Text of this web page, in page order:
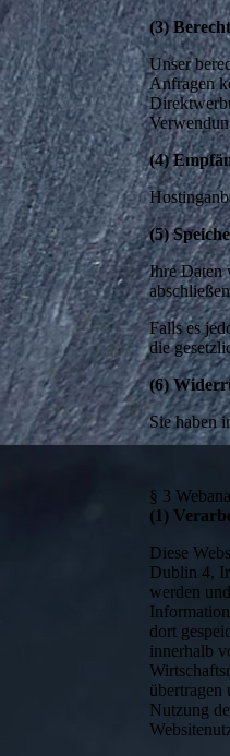
(3)
Unser
Anfragen
(4)
(5)
Ihre Daten
Falls es
die
(6)
Sie haben
§ 3
(1)
Diese
Dublin 4,
werden
dort
innerhalb
übertragen
Nutzung